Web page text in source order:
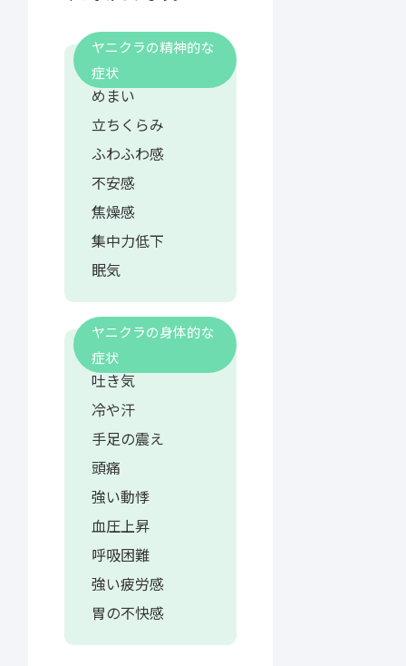
ヤニクラの精神的な
症状
めまい
立ちくらみ
ふわふわ感
不安感
焦燥感
集中力低下
眠気
ヤニクラの身体的な
症状
吐き気
冷や汗
手足の震え
頭痛
強い動悸
血圧上昇
呼吸困難
強い疲労感
胃の不快感